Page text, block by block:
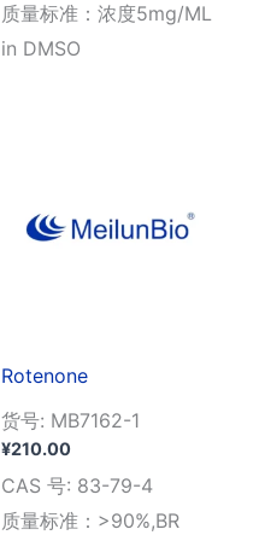
质量标准：浓度5mg/ML
in DMSO
Rotenone
货号: MB7162-1
¥210.00
CAS 号: 83-79-4
质量标准：>90%,BR